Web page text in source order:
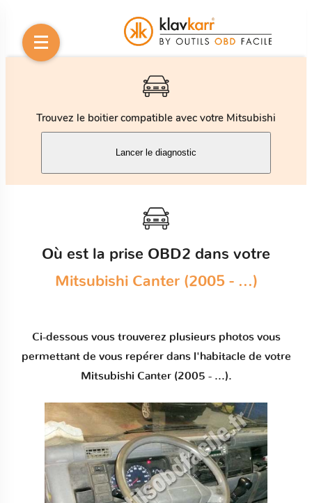
Trouvez le boitier compatible avec votre Mitsubishi
Lancer le diagnostic
Où est la prise OBD2 dans votre
Mitsubishi Canter (2005 - ...)
Ci-dessous vous trouverez plusieurs photos vous
permettant de vous repérer dans l'habitacle de votre
Mitsubishi Canter (2005 - ...).